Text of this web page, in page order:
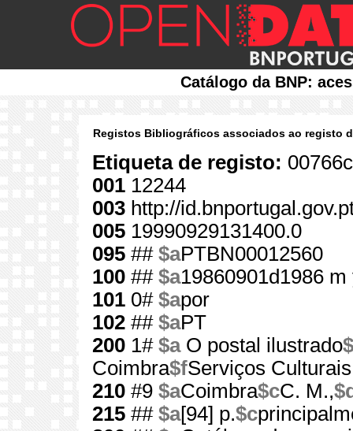
Catálogo da BNP:
Registos Bibliográficos associados ao registo
Etiqueta de registo:
001 12244
003 http://
005 19990929131400.0
095 ## $aPTBN00012560
100 ## $a19860901d1986
101 0# $apor
102 ## $aPT
200 1# $aO postal ilustrado
Coimbra$fServiços
210 #9 $aCoimbra$cC. M.,
215 ## $a[94] p.$c